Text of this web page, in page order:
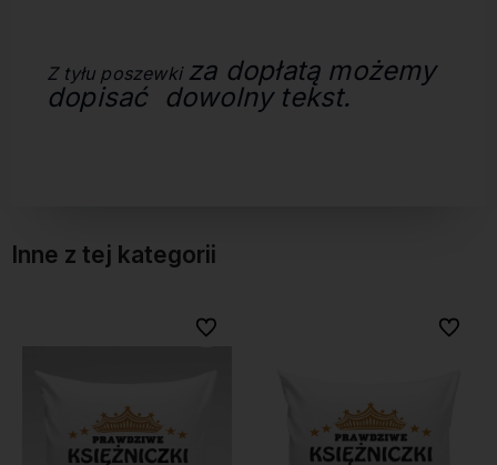
Z tyłu poszewki za dopłatą możemy
dopisać dowolny tekst.
Inne z tej kategorii
Do ulubionych
Do ulubionych Do
Do